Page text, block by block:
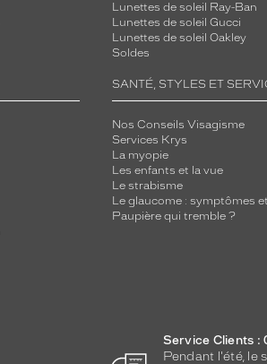
Lunettes de soleil Ray-Ban
Lunettes de soleil Gucci
Lunettes de soleil Oakley
Soldes
SANTÉ, STYLES ET
Nos Conseils Visagisme
Services Krys
La myopie
Les enfants et la vue
Le strabisme
Le glaucome : symptômes
Paupière qui tremble ?
Service Clients :
Pendant l'été, le